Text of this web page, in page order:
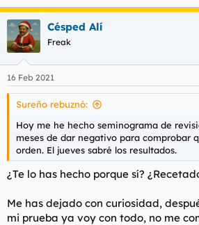
Césped Alí
Freak
16 Feb 2021
Sureño rebuznó:
Hoy me he hecho seminograma de
meses de dar negativo para comprobar
orden. El jueves sabré los resultados.
¿Te lo has hecho porque sí?
Me has dejado con curiosidad,
mi prueba ya voy con todo, no me